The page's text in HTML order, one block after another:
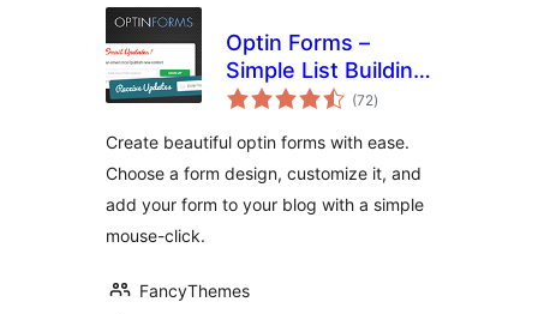
Optin Forms –
Simple List Building
Plugin for
(72notes
en
)
Create beautiful optin forms with ease.
Choose a form design, customize it, and
add your form to your blog with a simple
mouse-click.
FancyThemes